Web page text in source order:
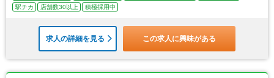
駅チカ
店舗数30以上 積極採用中
求人の詳細を見る この求人に興味がある